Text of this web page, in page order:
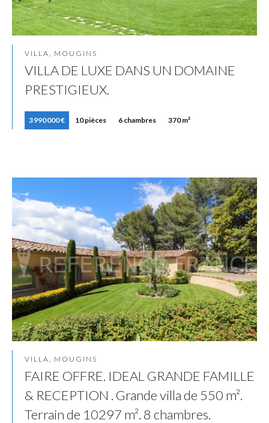
VILLA, MOUGINS
VILLA DE LUXE DANS UN DOMAINE
PRESTIGIEUX.
3 990 000 € 10 pièces 6 chambres 370 m²
VILLA, MOUGINS
FAIRE OFFRE. IDEAL GRANDE FAMILLE
& RECEPTION . Grande villa de 550 m².
Terrain de 10297 m². 8 chambres.